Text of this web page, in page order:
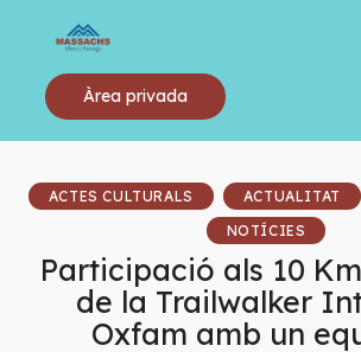
Àrea privada
ACTES CULTURALS ACTUALITAT
NOTÍCIES
Participació als 10
de la Trailwalker
Oxfam amb un